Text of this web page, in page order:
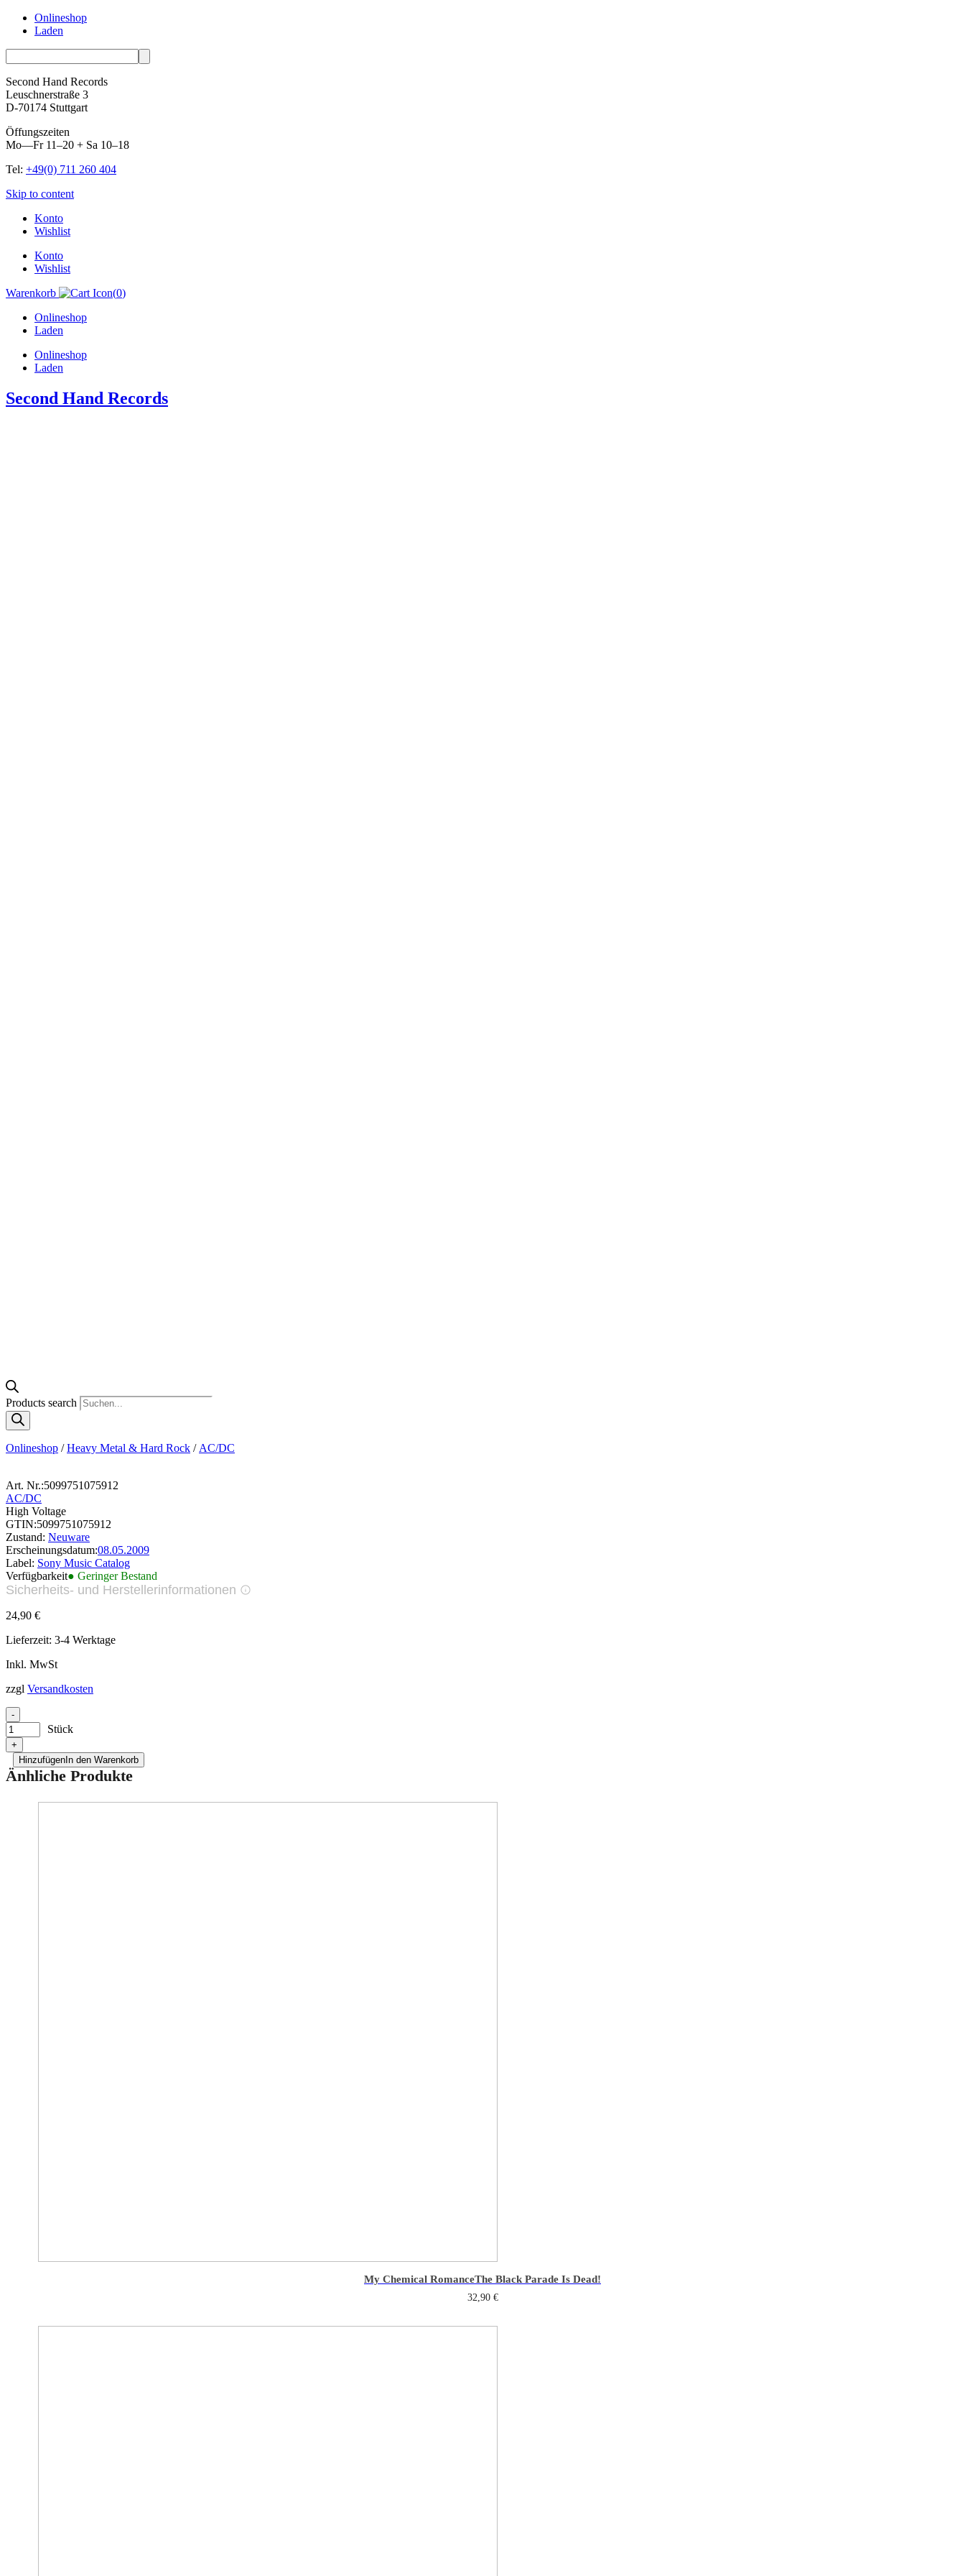
Onlineshop
Laden
Second Hand Records
Leuschnerstraße 3
D-70174 Stuttgart
Öffungszeiten
Mo—Fr 11–20 + Sa 10–18
Tel: +49(0) 711 260 404
Skip to content
Konto
Wishlist
Konto
Wishlist
Warenkorb
(0)
Onlineshop
Laden
Onlineshop
Laden
Second Hand Records
Products search
Onlineshop /Heavy Metal & Hard Rock / AC/DC
Art. Nr.:5099751075912
AC/DC
High Voltage
GTIN:5099751075912
Zustand: Neuware
Erscheinungsdatum:08.05.2009
Label: Sony Music Catalog
Verfügbarkeit● Geringer Bestand
Sicherheits- und Herstellerinformationen
24,90 €
Lieferzeit: 3-4 Werktage
Inkl. MwSt
zzgl Versandkosten
-
Stück
+
Hinzufügen In den Warenkorb
Änhliche Produkte
My Chemical RomanceThe Black Parade Is Dead!
32,90 €